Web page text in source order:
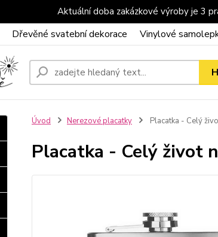
Aktuální doba zakázkové výroby je 3
Dřevěné svatební dekorace Vinylové
Úvod Nerezové placatky Placatka - Celý
Placatka - Celý život